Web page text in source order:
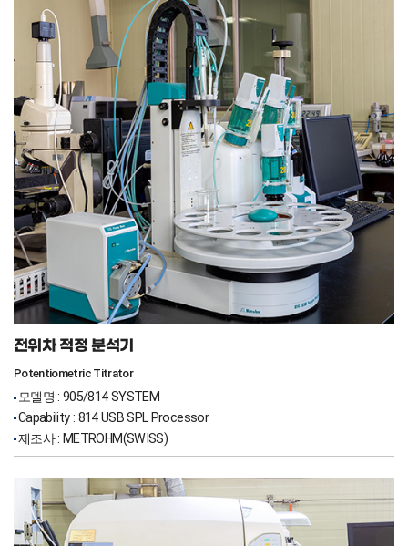
전위차 적정 분석기
Potentiometric Titrator
모델명 : 905/814 SYSTEM
Capability : 814 USB SPL Processor
제조사 : METROHM(SWISS)